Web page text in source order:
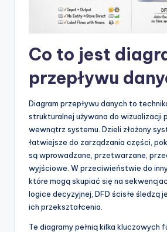
d
Co to jest
przepływu
Diagram przepływu danych to
strukturalnej używana do wizualizacji
wewnątrz systemu. Dzieli złożony
łatwiejsze do zarządzania części,
są wprowadzane, przetwarzane,
wyjściowe. W przeciwieństwie do
które mogą skupiać się na
logice decyzyjnej, DFD ścisłe śledzą
ich przekształcenia.
Te diagramy pełnią kilka kluczowych